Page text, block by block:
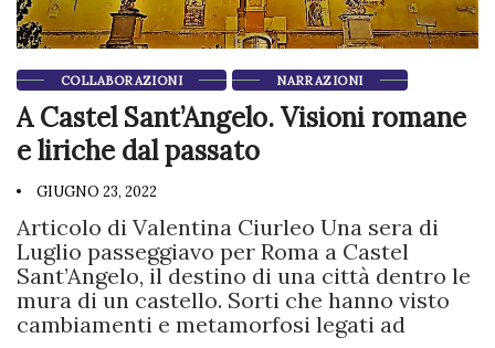
COLLABORAZIONI NARRAZIONI
A Castel Sant’Angelo. Visioni romane
e liriche dal passato
GIUGNO 23, 2022
Articolo di Valentina Ciurleo Una sera di
Luglio passeggiavo per Roma a Castel
Sant’Angelo, il destino di una città dentro le
mura di un castello. Sorti che hanno visto
cambiamenti e metamorfosi legati ad